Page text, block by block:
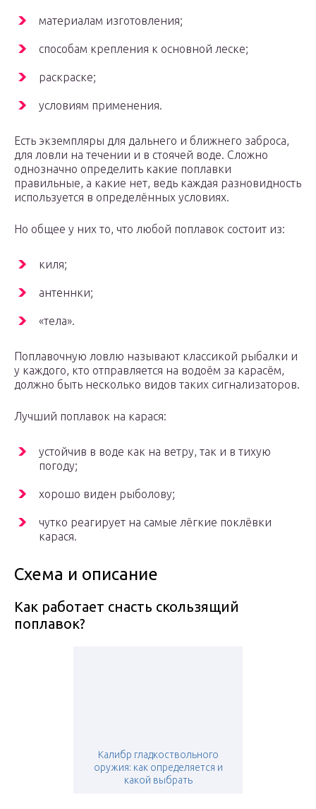
материалам изготовления;
способам крепления к основной леске;
раскраске;
условиям применения.
Есть экземпляры для дальнего и ближнего заброса,
для ловли на течении и в стоячей воде. Сложно
однозначно определить какие поплавки
правильные, а какие нет, ведь каждая разновидность
используется в определённых условиях.
Но общее у них то, что любой поплавок состоит из:
киля;
антеннки;
«тела».
Поплавочную ловлю называют классикой рыбалки и
у каждого, кто отправляется на водоём за карасём,
должно быть несколько видов таких сигнализаторов.
Лучший поплавок на карася:
устойчив в воде как на ветру, так и в тихую
погоду;
хорошо виден рыболову;
чутко реагирует на самые лёгкие поклёвки
карася.
Схема и описание
Как работает снасть скользящий
поплавок?
Калибр гладкоствольного
оружия: как определяется и
какой выбрать